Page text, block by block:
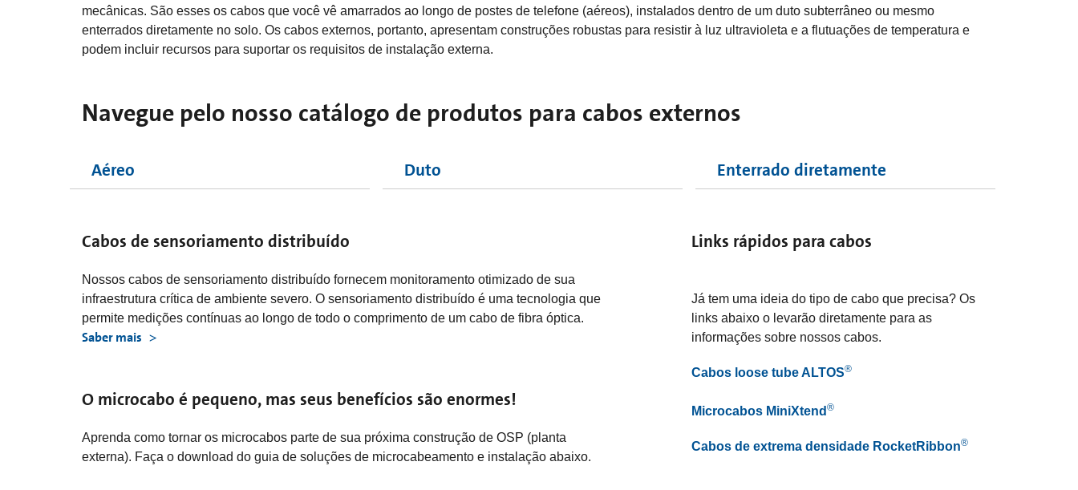
mecânicas. São esses os cabos que você vê amarrados ao longo de postes de telefone (aéreos), instalados dentro de um duto subterrâneo ou mesmo
enterrados diretamente no solo. Os cabos externos, portanto, apresentam construções robustas para resistir à luz ultravioleta e a flutuações de temperatura e
podem incluir recursos para suportar os requisitos de instalação externa.
Navegue pelo nosso catálogo de produtos para cabos externos
Aéreo Duto Enterrado diretamente
Cabos de sensoriamento distribuído
Nossos cabos de sensoriamento distribuído fornecem monitoramento otimizado de sua
infraestrutura crítica de ambiente severo. O sensoriamento distribuído é uma tecnologia que
permite medições contínuas ao longo de todo o comprimento de um cabo de fibra óptica.
Saber mais
O microcabo é pequeno, mas seus benefícios são enormes!
Aprenda como tornar os microcabos parte de sua próxima construção de OSP (planta
externa). Faça o download do guia de soluções de microcabeamento e instalação abaixo.
Links rápidos para cabos
Já tem uma ideia do tipo de cabo que precisa? Os
links abaixo o levarão diretamente para as
informações sobre nossos cabos.
Cabos loose tube ALTOS®
Microcabos MiniXtend®
Cabos de extrema densidade RocketRibbon®